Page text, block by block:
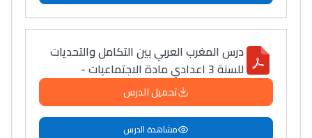
درس المغرب العربي بين التكامل والتحديات
للسنة 3 اعدادي مادة الاجتماعيات -
تحميل الدرس
مشاهدة الدرس